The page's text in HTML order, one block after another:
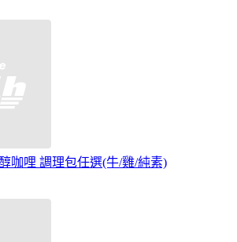
咖哩 調理包任選(牛/雞/純素)